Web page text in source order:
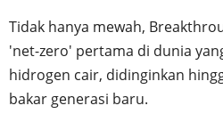
Tidak hanya mewah,
'net-zero' pertama di dunia
hidrogen cair, didinginkan
bakar generasi baru.